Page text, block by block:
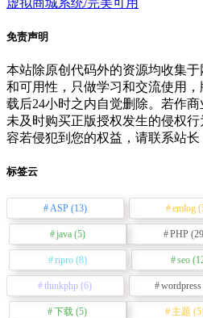
虚拟商城系统/完美可用
免责声明
本站除原创代码外的资源均收集
和可用性，只做学习和交流使用
载后24小时之内自觉删除。若作
未及时购买正版授权发生的侵权
容若侵犯到您的权益，请联系站长
标签云
ASP(13) emlog
java(5) PHP
ripro(8) seo
thinkphp (6) wordpress
下载 (5) 主题